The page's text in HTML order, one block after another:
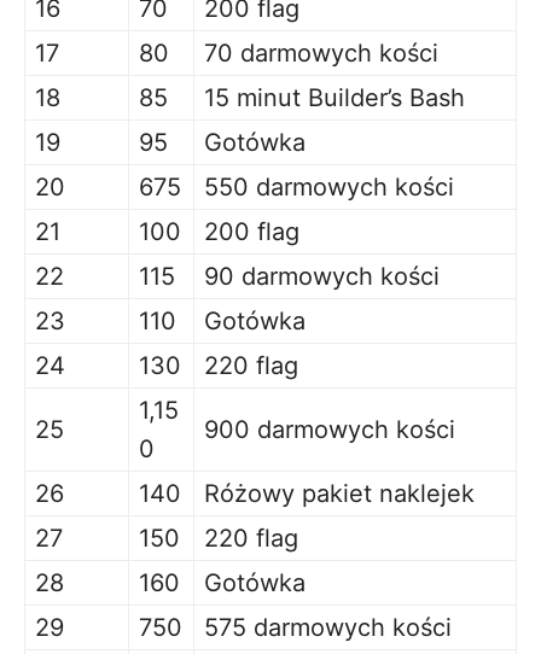
16 70
200 flag
17
80
70 darmowych kości
18
85
15 minut Builder’s Bash
19
95
Gotówka
20
675
550 darmowych kości
21
100
200 flag
22
115
90 darmowych kości
23
110
Gotówka
24
130 220 flag
25
1,15
0
900 darmowych kości
26 140
Różowy pakiet naklejek
27
150
220 flag
28
160
Gotówka
29
750
575 darmowych kości